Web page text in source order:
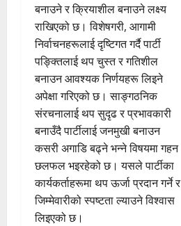
बनाउने र क्रियाशील बनाउने लक्ष्य
राखिएको छ। विशेषगरी, आगामी
निर्वाचनहरूलाई दृष्टिगत गर्दै पार्टी
पङ्क्तिलाई थप चुस्त र गतिशील
बनाउन आवश्यक निर्णयहरू लिइने
अपेक्षा गरिएको छ। साङ्गठनिक
संरचनालाई थप सुदृढ र प्रभावकारी
बनाउँदै पार्टीलाई जनमुखी बनाउन
कसरी अगाडि बढ्ने भन्ने विषयमा गहन
छलफल भइरहेको छ। यसले पार्टीका
कार्यकर्ताहरूमा थप ऊर्जा प्रदान गर्ने र
जिम्मेवारीको स्पष्टता ल्याउने विश्वास
लिइएको छ।